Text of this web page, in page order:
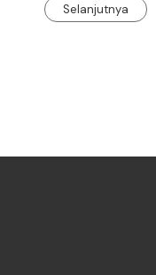
Selanjutnya